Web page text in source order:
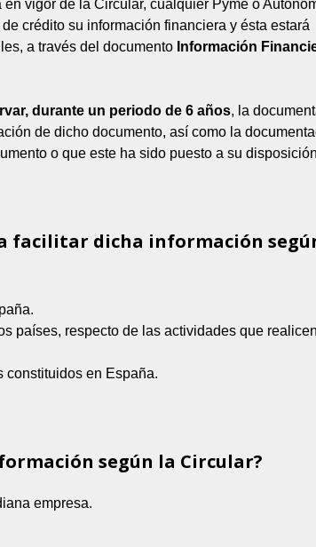
en vigor de la Circular, cualquier Pyme o
crédito su información financiera y ésta estará
a través del documento Información
durante un periodo de 6 años, la
de dicho documento, así como la
o que este ha sido puesto a su
facilitar dicha información
países, respecto de las actividades que
constituidos en España.
según la Circular?
empresa.